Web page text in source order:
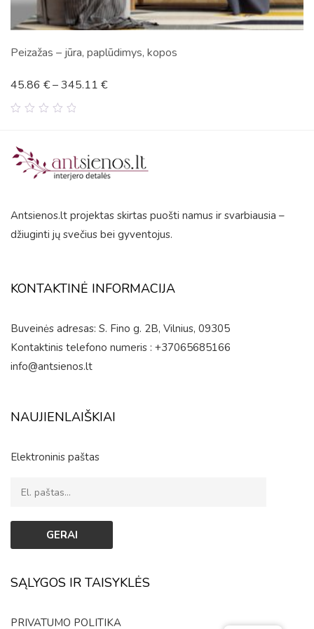
Peizažas – jūra, paplūdimys, kopos
5
45.86 €–345.11 €
Antsienos.lt projektas skirtas puošti namus ir svarbiausia –
džiuginti jų svečius bei gyventojus.
KONTAKTINĖ INFORMACIJA
Buveinės adresas: S. Fino g. 2B, Vilnius, 09305
Kontaktinis telefono numeris : +37065685166
info@antsienos.lt
NAUJIENLAIŠKIAI
Elektroninis paštas
SĄLYGOS IR TAISYKLĖS
PRIVATUMO POLITIKA